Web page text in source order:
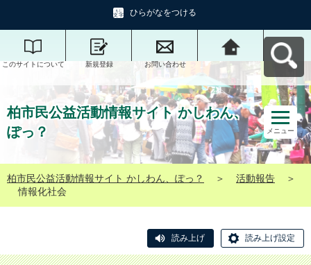
ひらがなをつける
このサイトについて 新規登録 お問い合わせ
柏市民公益活動情報
サイト かしわん、ぽ
っ？へ戻る
柏市民公益活動情報サイト かしわん、
ぽっ？
メニュー
柏市民公益活動情報サイト かしわん、ぽっ？ ＞ 活動報告
＞
情報化社会
読み上げ 読み上げ設定